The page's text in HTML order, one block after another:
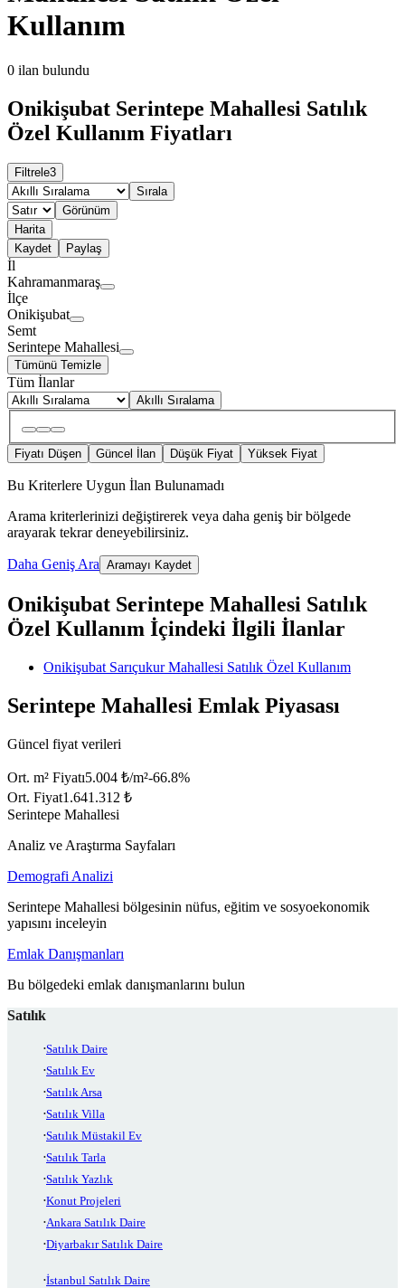
Kullanım
0 ilan bulundu
Onikişubat Serintepe Mahallesi Satılık
Özel Kullanım Fiyatları
Filtrele3
Sırala
Görünüm
Harita
Kaydet
Paylaş
İl
Kahramanmaraş
İlçe
Onikişubat
Semt
Serintepe Mahallesi
Tümünü Temizle
Tüm İlanlar
Akıllı Sıralama
Fiyatı Düşen Güncel İlan Düşük Fiyat Yüksek Fiyat
Bu Kriterlere Uygun İlan Bulunamadı
Arama kriterlerinizi değiştirerek veya daha geniş bir bölgede
arayarak tekrar deneyebilirsiniz.
Daha Geniş Ara Aramayı Kaydet
Onikişubat Serintepe Mahallesi Satılık
Özel Kullanım İçindeki İlgili İlanlar
Onikişubat Sarıçukur Mahallesi Satılık Özel Kullanım
Serintepe Mahallesi Emlak Piyasası
Güncel fiyat verileri
Ort. m² Fiyatı5.004 ₺/m²-66.8%
Ort. Fiyat1.641.312 ₺
Serintepe Mahallesi
Analiz ve Araştırma Sayfaları
Demografi Analizi
Serintepe Mahallesi bölgesinin nüfus, eğitim ve sosyoekonomik
yapısını inceleyin
Emlak Danışmanları
Bu bölgedeki emlak danışmanlarını bulun
Satılık
Satılık Daire
Satılık Ev
Satılık Arsa
Satılık Villa
Satılık Müstakil Ev
Satılık Tarla
Satılık Yazlık
Konut Projeleri
Ankara Satılık Daire
Diyarbakır Satılık Daire
İstanbul Satılık Daire